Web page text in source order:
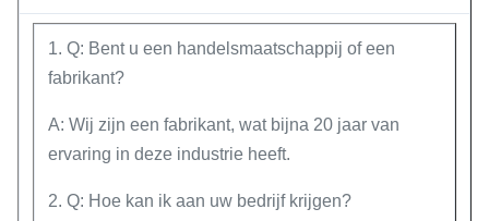
1. Q: Bent u een handelsmaatschappij of een
fabrikant?
A: Wij zijn een fabrikant, wat bijna 20 jaar van
ervaring in deze industrie heeft.
2. Q: Hoe kan ik aan uw bedrijf krijgen?